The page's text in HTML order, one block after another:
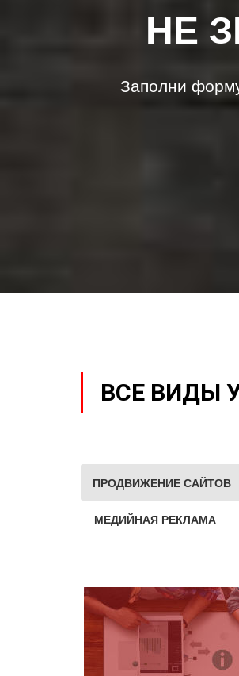
НЕ
Заполни
ВСЕ ВИДЫ
ПРОДВИЖЕНИЕ САЙТОВ
МЕДИЙНАЯ РЕКЛАМА